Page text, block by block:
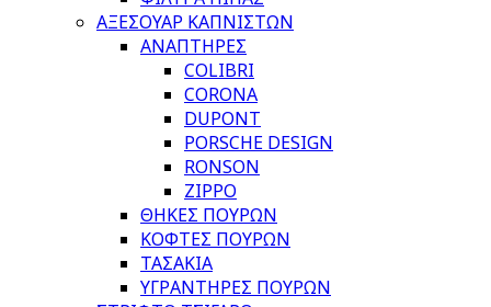
ΑΞΕΣΟΥΑΡ ΚΑΠΝΙΣΤΩΝ
ΑΝΑΠΤΗΡΕΣ
COLIBRI
CORONA
DUPONT
PORSCHE DESIGN
RONSON
ZIPPO
ΘΗΚΕΣ ΠΟΥΡΩΝ
ΚΟΦΤΕΣ ΠΟΥΡΩΝ
ΤΑΣΑΚΙΑ
ΥΓΡΑΝΤΗΡΕΣ ΠΟΥΡΩΝ